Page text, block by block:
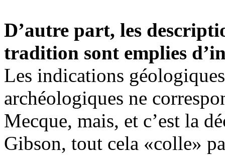
D’autre part, les
tradition sont emplies
Les indications
archéologiques ne
Mecque, mais, et c’est la
Gibson, tout cela «colle»